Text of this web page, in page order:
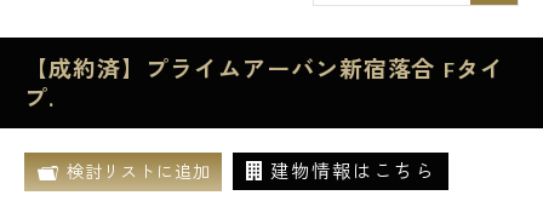
【成約済】プライムアーバン新宿落合 Fタイ
プ.
検討リストに追加 建物情報はこちら